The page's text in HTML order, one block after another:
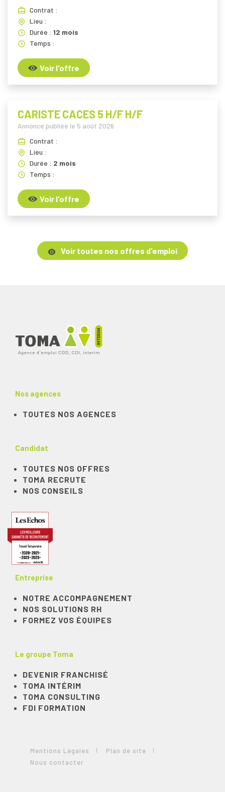
Contrat :
Lieu :
Durée : 12 mois
Temps :
Voir l'offre
CARISTE CACES 5 H/F H/F
Annonce publiée le 5 août 2026
Contrat :
Lieu :
Durée : 2 mois
Temps :
Voir l'offre
Voir toutes nos offres d'emploi
Nos agences
TOUTES NOS AGENCES
Candidat
TOUTES NOS OFFRES
TOMA RECRUTE
NOS CONSEILS
Entreprise
NOTRE ACCOMPAGNEMENT
NOS SOLUTIONS RH
FORMEZ VOS ÉQUIPES
Le groupe Toma
DEVENIR FRANCHISÉ
TOMA INTÉRIM
TOMA CONSULTING
FDI FORMATION
Mentions Légales
Plan de site
Nous contacter